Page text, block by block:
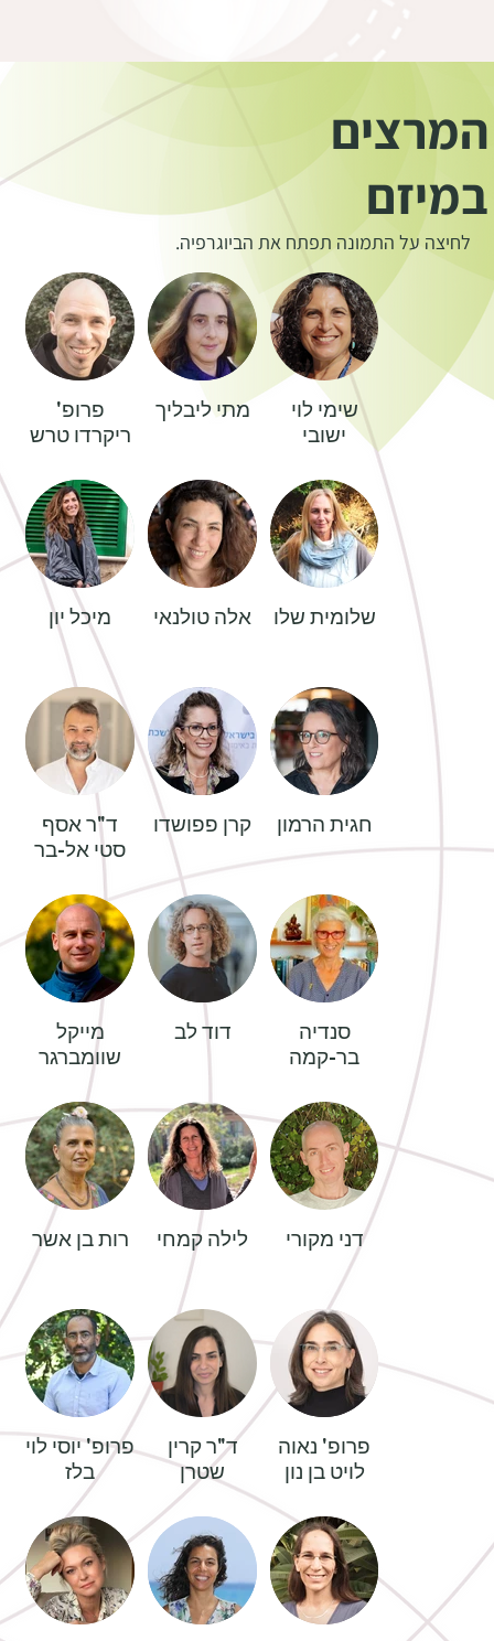
המרצים
במיזם
לחיצה על התמונה תפתח את הביוגרפיה.
פרופ'
ריקרדו טרש
מתי ליבליך
שימי לוי
ישובי
מיכל יון אלה טולנאי שלומית שלו
ד"ר אסף
סטי אל-בר
קרן פפושדו חגית הרמון
מייקל
שוומברגר
דוד לב
סנדיה
בר-קמה
רות בן אשר לילה קמחי דני מקורי
פרופ' יוסי לוי
בלז
ד"ר קרין
שטרן
פרופ' נאוה
לויט בן נון